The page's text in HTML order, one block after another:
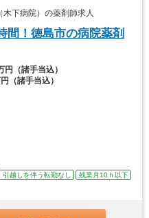
下病院）の薬剤師求人
間！徳島市の病院薬剤
円（諸手当込）
（諸手当込）
引越しを伴う転勤なし
残業月10ｈ以下